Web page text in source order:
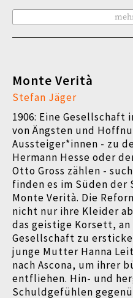
Monte Verità
Stefan Jäger
1906: Eine
von Ängsten und
Aussteiger*innen - zu
Hermann Hesse oder
Otto Gross zählen -
finden es im Süden der
Monte Verità. Die
nicht nur ihre Kleider
das geistige Korsett, an
Gesellschaft zu
junge Mutter Hanna
nach Ascona, um ihrer
entfliehen. Hin- und
Schuldgefühlen